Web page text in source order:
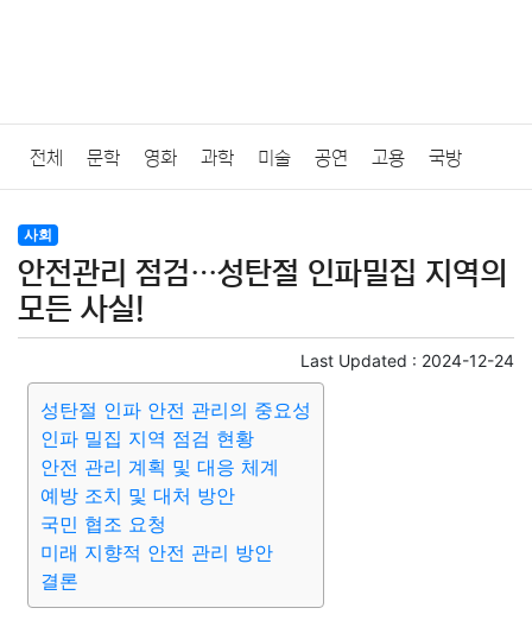
전체 문학 영화 과학 미술 공연 고용 국방
법률
질병 가요 방송 일상 주식 암호화폐 블록체인
미용 증권 인테리어
요리 상품리뷰 원예 금융 게임
대출 자동차 취미 여행 맛집
종교 사회 정치 건강 의료
부동산 외국어 교육 교통 생활
사회
안전관리 점검…성탄절 인파밀집 지역의
모든 사실!
Last Updated : 2024-12-24
성탄절 인파 안전 관리의 중요성
인파 밀집 지역 점검 현황
안전 관리 계획 및 대응 체계
예방 조치 및 대처 방안
국민 협조 요청
미래 지향적 안전 관리 방안
결론